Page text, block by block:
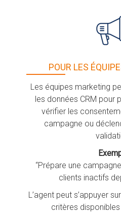
POUR LES
Les équipes marketing
les données CRM pour
vérifier les
campagne ou
“Prépare une
clients inactifs
L’agent peut s’appuyer
critères